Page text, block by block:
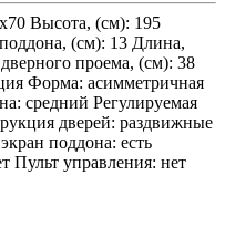
Высота, (см): 195
(см): 13 Длина,
проема, (см): 38
Форма: асимметричная
средний Регулируемая
дверей: раздвижные
поддона: есть
Пульт управления: нет